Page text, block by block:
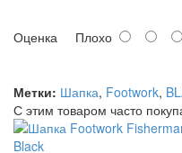
Оценка Плохо
Метки: Шапка, Footwork,
С этим товаром часто